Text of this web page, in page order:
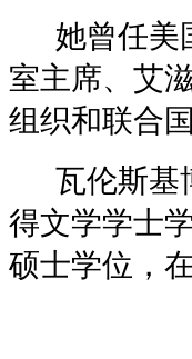
她曾任美
室主席、艾
组织和联合
瓦伦斯基
得文学学士
硕士学位 ，